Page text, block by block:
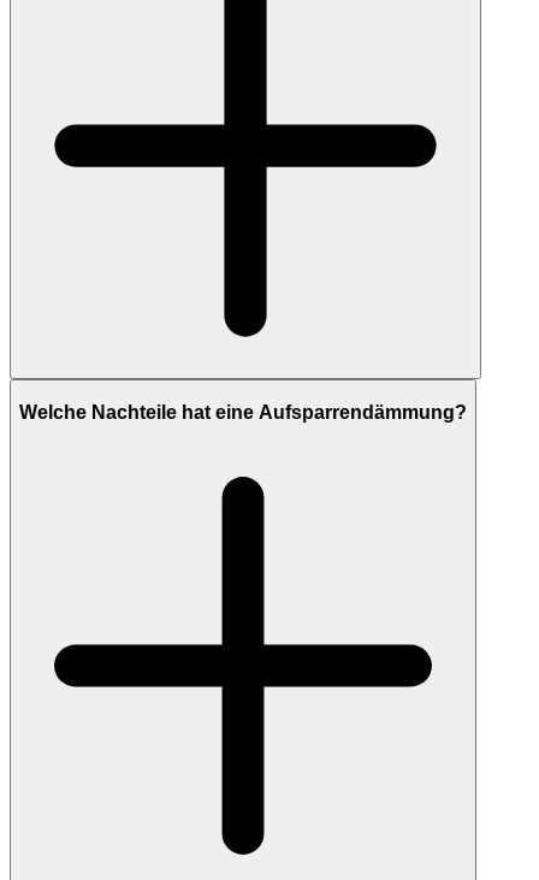
Welche Nachteile hat eine Aufsparrendämmung?